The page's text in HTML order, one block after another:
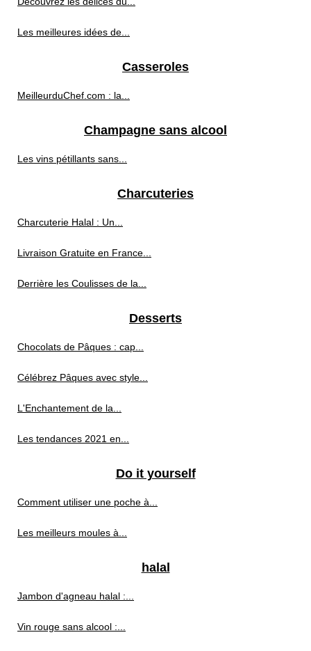
Les meilleures idées de...
Casseroles
MeilleurduChef.com : la...
Champagne sans alcool
Les vins pétillants sans...
Charcuteries
Charcuterie Halal : Un...
Livraison Gratuite en France...
Derrière les Coulisses de la...
Desserts
Chocolats de Pâques : cap...
Célébrez Pâques avec style...
L'Enchantement de la...
Les tendances 2021 en...
Do it yourself
Comment utiliser une poche à...
Les meilleurs moules à...
halal
Jambon d'agneau halal :...
Vin rouge sans alcool :...